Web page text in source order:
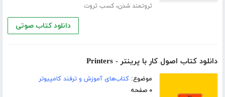
ثروتمند شدن،کسب ثروت
دانلود کتاب صوتی
دانلود کتاب اصول کار با پرینتر - Printers
موضوع:کتاب‌های آموزش و ترفند کامپیوتر
۰ صفحه